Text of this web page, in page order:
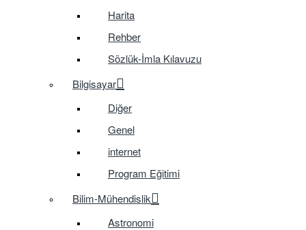
Harita
Rehber
Sözlük-İmla Kılavuzu
Bilgisayar
Diğer
Genel
internet
Program Eğitimi
Bilim-Mühendislik
Astronomi